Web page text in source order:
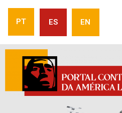
PT ES EN